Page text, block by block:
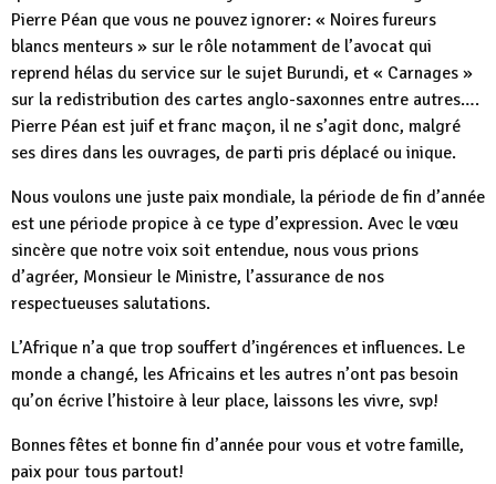
Pierre Péan que vous ne pouvez ignorer: « Noires fureurs
blancs menteurs » sur le rôle notamment de l’avocat qui
reprend hélas du service sur le sujet Burundi, et « Carnages »
sur la redistribution des cartes anglo-saxonnes entre autres….
Pierre Péan est juif et franc maçon, il ne s’agit donc, malgré
ses dires dans les ouvrages, de parti pris déplacé ou inique.
Nous voulons une juste paix mondiale, la période de fin d’année
est une période propice à ce type d’expression. Avec le vœu
sincère que notre voix soit entendue, nous vous prions
d’agréer, Monsieur le Ministre, l’assurance de nos
respectueuses salutations.
L’Afrique n’a que trop souffert d’ingérences et influences. Le
monde a changé, les Africains et les autres n’ont pas besoin
qu’on écrive l’histoire à leur place, laissons les vivre, svp!
Bonnes fêtes et bonne fin d’année pour vous et votre famille,
paix pour tous partout!